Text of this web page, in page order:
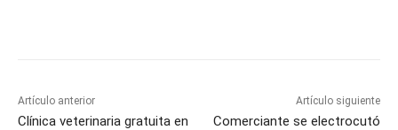
Artículo anterior
Clínica veterinaria gratuita en
Artículo siguiente
Comerciante se electrocutó